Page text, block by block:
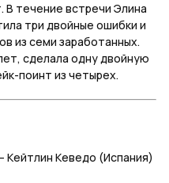
В течение встречи Элина
три двойные ошибки и
из семи заработанных.
сделала одну двойную
поинт из четырех.
Кейтлин Кеведо (Испания)